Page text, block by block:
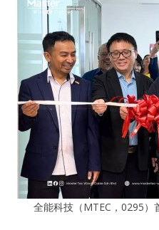
全能科技（MTEC，0295）